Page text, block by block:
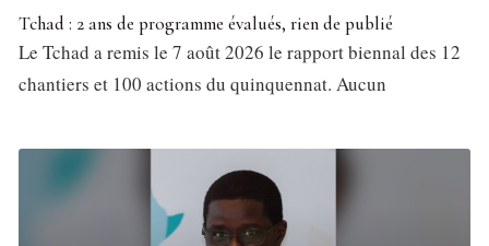
Tchad : 2 ans de programme évalués, rien de publié
Le Tchad a remis le 7 août 2026 le rapport biennal des 12
chantiers et 100 actions du quinquennat. Aucun